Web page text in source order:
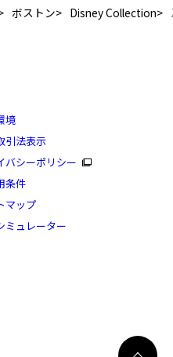
created by Zoff
レームカラー：ピンク(ク
します。
ではありません。
ますので予めご了承ください。
ボストン Disney Collection
境
引法表示
バシーポリシー
条件
マップ
ミュレーター